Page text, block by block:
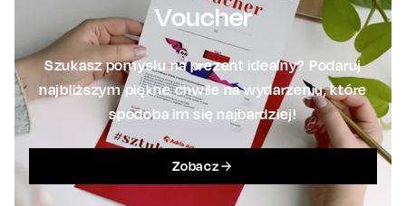
Voucher
Szukasz pomysłu na prezent idealny? Podaruj
najbliższym piękne chwile na wydarzeniu, które
spodoba im się najbardziej!
Zobacz